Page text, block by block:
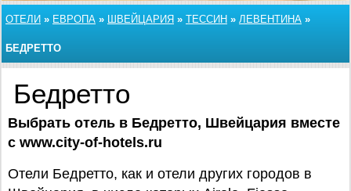
ОТЕЛИ » ЕВРОПА » ШВЕЙЦАРИЯ » ТЕССИН » ЛЕВЕНТИНА »
БЕДРЕТТО
Бедретто
Выбрать отель в Бедретто, Швейцария вместе
с www.city-of-hotels.ru
Отели Бедретто, как и отели других городов в